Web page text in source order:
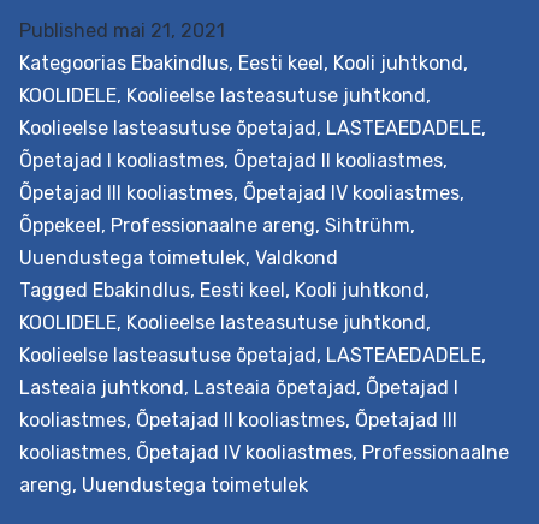
Published mai 21, 2021
Kategoorias Ebakindlus, Eesti keel, Kooli juhtkond,
KOOLIDELE, Koolieelse lasteasutuse juhtkond,
Koolieelse lasteasutuse õpetajad, LASTEAEDADELE,
Õpetajad I kooliastmes, Õpetajad II kooliastmes,
Õpetajad III kooliastmes, Õpetajad IV kooliastmes,
Õppekeel, Professionaalne areng, Sihtrühm,
Uuendustega toimetulek, Valdkond
Tagged Ebakindlus, Eesti keel, Kooli juhtkond,
KOOLIDELE, Koolieelse lasteasutuse juhtkond,
Koolieelse lasteasutuse õpetajad, LASTEAEDADELE,
Lasteaia juhtkond, Lasteaia õpetajad, Õpetajad I
kooliastmes, Õpetajad II kooliastmes, Õpetajad III
kooliastmes, Õpetajad IV kooliastmes, Professionaalne
areng, Uuendustega toimetulek